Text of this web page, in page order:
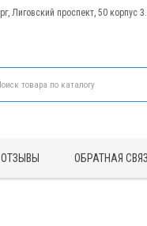
Лиговский проспект, 50
ОТЗЫВЫ ОБРАТНАЯ